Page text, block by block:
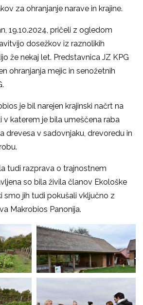
za ohranjanje narave in krajine.
19.10.2024, pričeli z ogledom
dosežkov iz raznolikih
že nekaj let. Predstavnica JZ KPG
ohranjanja mejic in senožetnih
je bil narejen krajinski načrt na
v katerem je bila umeščena raba
drevesa v sadovnjaku, drevoredu in
tudi razprava o trajnostnem
so bila živila članov Ekološke
smo jih tudi pokušali vključno z
Makrobios Panonija.